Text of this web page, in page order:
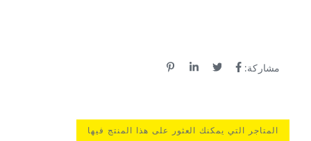
مشاركة:
المتاجر التي يمكنك العثور على هذا المنتج فيها